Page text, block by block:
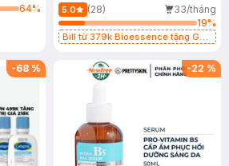
64%
Cica-4
5.0 (28)
33/tháng
19%
Bill từ 379k Bioessence tặng Gel
-68 % -22 %